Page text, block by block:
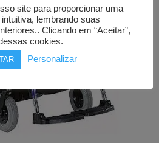
site para proporcionar uma
lembrando suas
Clicando em “Aceitar”,
cookies.
Personalizar